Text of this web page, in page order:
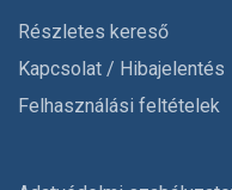
Részletes kereső
Kapcsolat / Hibajelentés
Felhasználási feltételek